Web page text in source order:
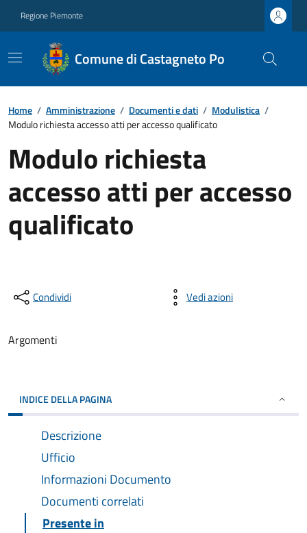
Regione Piemonte
Comune di Castagneto Po
Home / Amministrazione / Documenti e dati / Modulistica /
Modulo richiesta accesso atti per accesso qualificato
Modulo richiesta
accesso atti per accesso
qualificato
Condividi Vedi azioni
Argomenti
INDICE DELLA PAGINA
Descrizione
Ufficio
Informazioni Documento
Documenti correlati
Presente in